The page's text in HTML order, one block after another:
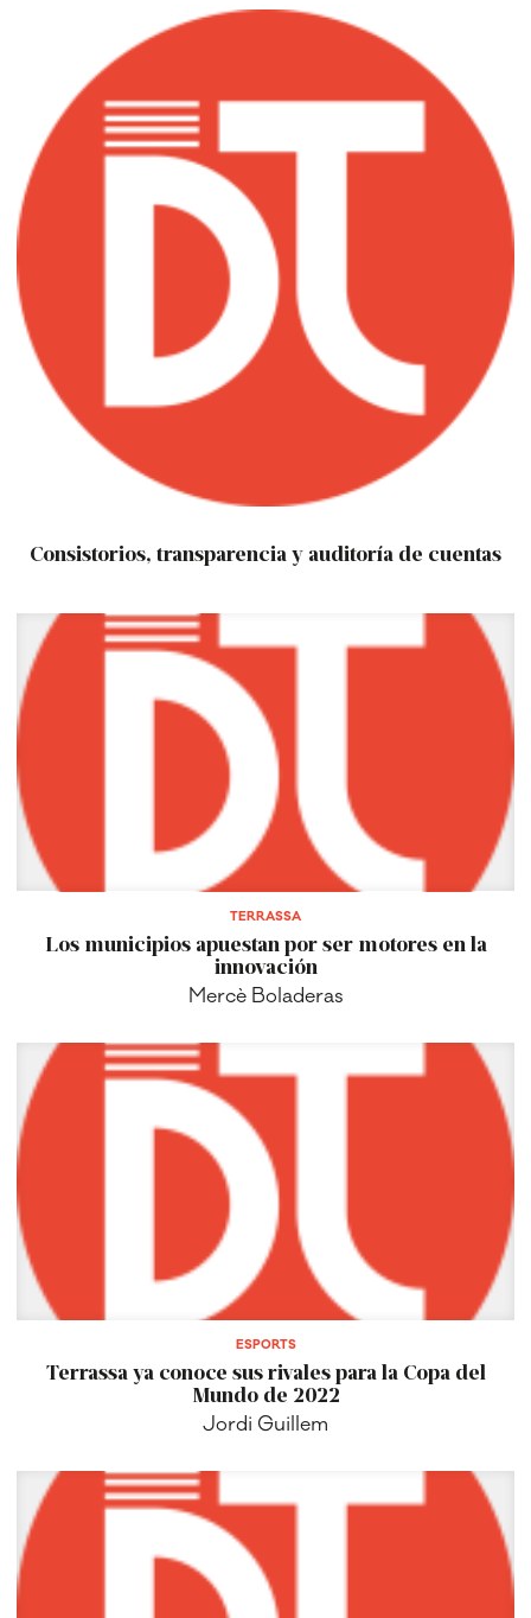
Consistorios, transparencia y auditoría de cuentas
TERRASSA
Los municipios apuestan por ser motores en la
innovación
Mercè Boladeras
ESPORTS
Terrassa ya conoce sus rivales para la Copa del
Mundo de 2022
Jordi Guillem